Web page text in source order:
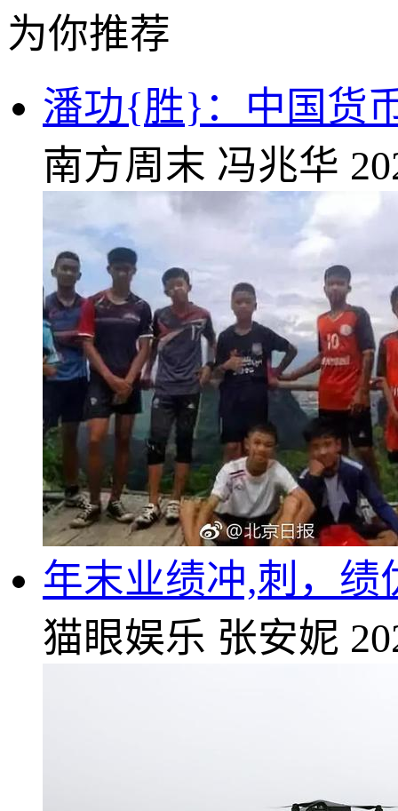
为你推荐
潘功{胜}：中国货
南方周末 冯兆华
年末业绩冲,刺，绩
猫眼娱乐 张安妮